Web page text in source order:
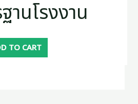
านโรงงาน
TO CART